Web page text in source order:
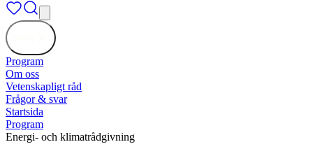
Program
Om oss
Vetenskapligt råd
Frågor & svar
Startsida
Program
Energi- och klimatrådgivning